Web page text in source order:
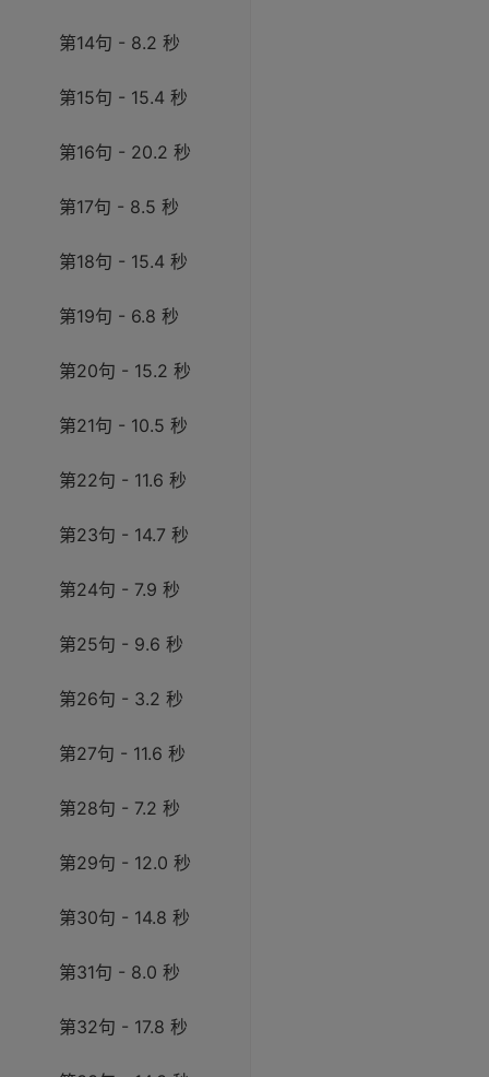
第14句 - 8.2 秒
第15句 - 15.4 秒
第16句 - 20.2 秒
第17句 - 8.5 秒
第18句 - 15.4 秒
第19句 - 6.8 秒
第20句 - 15.2 秒
第21句 - 10.5 秒
第22句 - 11.6 秒
第23句 - 14.7 秒
第24句 - 7.9 秒
第25句 - 9.6 秒
第26句 - 3.2 秒
第27句 - 11.6 秒
第28句 - 7.2 秒
第29句 - 12.0 秒
第30句 - 14.8 秒
第31句 - 8.0 秒
第32句 - 17.8 秒